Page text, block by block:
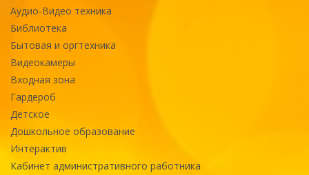
Аудио-Видео техника
Библиотека
Бытовая и оргтехника
Видеокамеры
Входная зона
Гардероб
Детское
Дошкольное образование
Интерактив
Кабинет административного работника